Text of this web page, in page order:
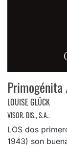
LOUISE GLÜCK
VISOR. DIS., S.A..
LOS dos
1943) son